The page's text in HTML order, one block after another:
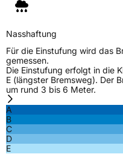
Nasshaftung
Für die Einstufung wird das
gemessen.
Die Einstufung erfolgt in die
E (längster Bremsweg). Der
um rund 3 bis 6 Meter.
A
B
C
D
E